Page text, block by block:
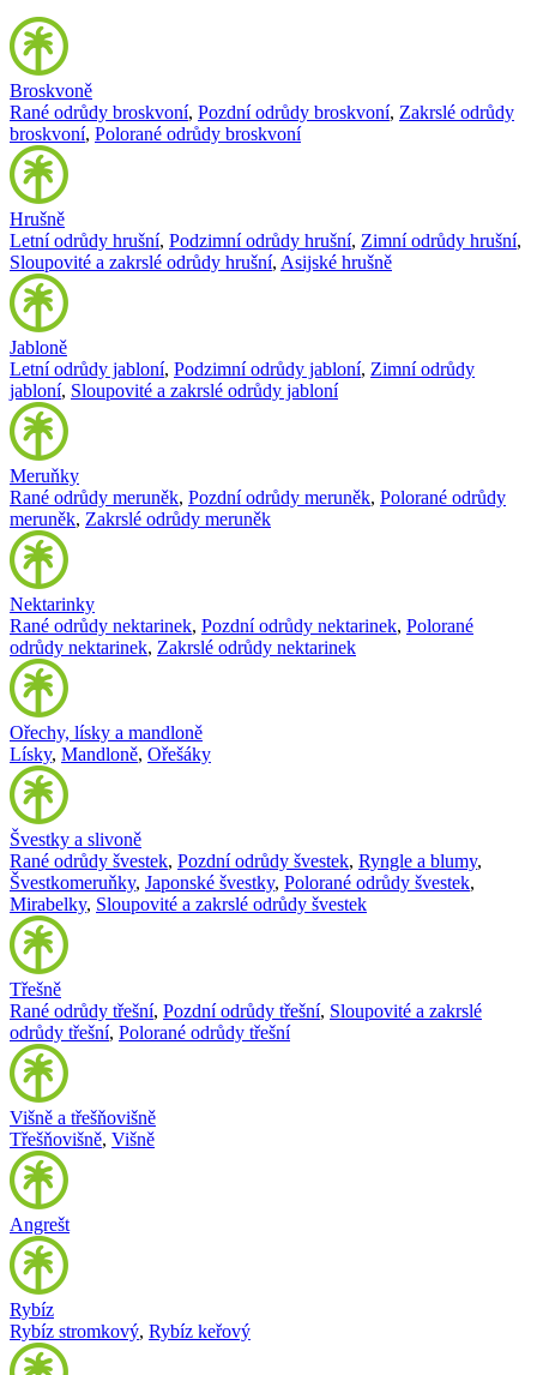
Broskvoně
Rané odrůdy broskvoní, Pozdní odrůdy broskvoní, Zakrslé odrůdy
broskvoní, Polorané odrůdy broskvoní
Hrušně
Letní odrůdy hrušní, Podzimní odrůdy hrušní, Zimní odrůdy hrušní,
Sloupovité a zakrslé odrůdy hrušní, Asijské hrušně
Jabloně
Letní odrůdy jabloní, Podzimní odrůdy jabloní, Zimní odrůdy
jabloní, Sloupovité a zakrslé odrůdy jabloní
Meruňky
Rané odrůdy meruněk, Pozdní odrůdy meruněk, Polorané odrůdy
meruněk, Zakrslé odrůdy meruněk
Nektarinky
Rané odrůdy nektarinek, Pozdní odrůdy nektarinek, Polorané
odrůdy nektarinek, Zakrslé odrůdy nektarinek
Ořechy, lísky a mandloně
Lísky, Mandloně, Ořešáky
Švestky a slivoně
Rané odrůdy švestek, Pozdní odrůdy švestek, Ryngle a blumy,
Švestkomeruňky, Japonské švestky, Polorané odrůdy švestek,
Mirabelky, Sloupovité a zakrslé odrůdy švestek
Třešně
Rané odrůdy třešní, Pozdní odrůdy třešní, Sloupovité a zakrslé
odrůdy třešní, Polorané odrůdy třešní
Višně a třešňovišně
Třešňovišně, Višně
Angrešt
Rybíz
Rybíz stromkový, Rybíz keřový